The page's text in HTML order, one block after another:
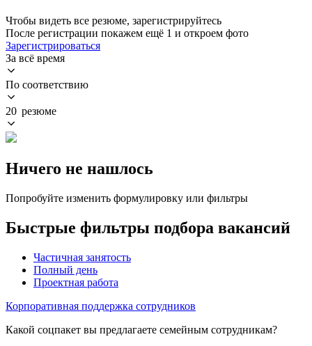
Чтобы видеть все резюме, зарегистрируйтесь
После регистрации покажем ещё 1 и откроем фото
Зарегистрироваться
За всё время
По соответствию
20 резюме
Ничего не нашлось
Попробуйте изменить формулировку или фильтры
Быстрые фильтры подбора вакансий
Частичная занятость
Полный день
Проектная работа
Корпоративная поддержка сотрудников
Какой соцпакет вы предлагаете семейным сотрудникам?